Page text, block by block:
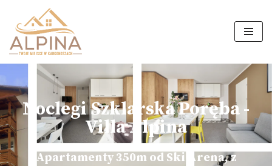
Przejdź
do
treści
Noclegi Szklarska Poręba -
Villa Alpina
Apartamenty 350m od Ski Arena, z